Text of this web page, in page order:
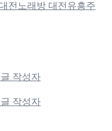
전노래방 대전유흥주
작성자
작성자